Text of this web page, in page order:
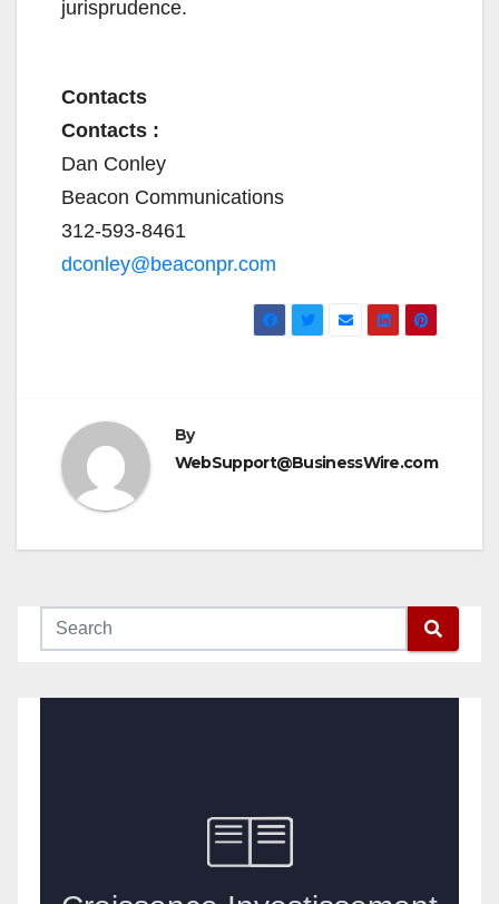
jurisprudence.
Contacts
Contacts :
Dan Conley
Beacon Communications
312-593-8461
dconley@beaconpr.com
By
WebSupport@BusinessWire.com